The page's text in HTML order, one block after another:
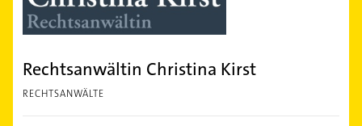
Rechtsanwältin Christina Kirst
RECHTSANWÄLTE